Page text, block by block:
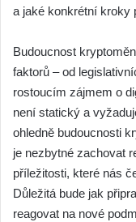
a jaké konkrétní kroky
Budoucnost
faktorů – od
rostoucím zájmem o
není statický a
ohledně budoucnosti
je nezbytné zachovat
příležitosti, které nás
Důležitá bude jak
reagovat na nové